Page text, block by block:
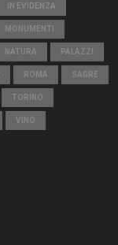
IN EVIDENZA
MONUMENTI
NATURA PALAZZI
ROMA SAGRE
TORINO
VINO